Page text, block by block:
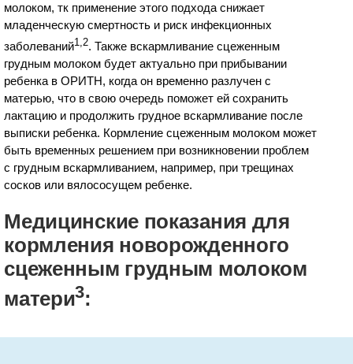
молоком, тк применение этого подхода снижает
младенческую смертность и риск инфекционных
заболеваний1,2. Также вскармливание сцеженным
грудным молоком будет актуально при прибывании
ребенка в ОРИТН, когда он временно разлучен с
матерью, что в свою очередь поможет ей сохранить
лактацию и продолжить грудное вскармливание после
выписки ребенка. Кормление сцеженным молоком может
быть временных решением при возникновении проблем
с грудным вскармливанием, например, при трещинах
сосков или вялососущем ребенке.
Медицинские показания для
кормления новорожденного
сцеженным грудным молоком
матери3: